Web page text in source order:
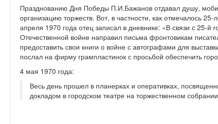
Празднованию Дня Победы П.И.Бажанов отдавал душу,
организацию торжеств. Вот, в частности, как отмечалось
апреля 1970 года отец записал в дневнике: «В связи с 25-
Отечественной войне направил письма фронтовикам
предоставить свои книги о войне с автографами для
послал на фирму грампластинок с просьбой обеспечить
4 мая 1970 года:
Весь день прошел в планерках и оперативках,
докладом в городском театре на торжественном